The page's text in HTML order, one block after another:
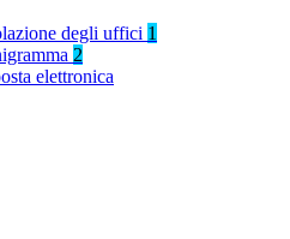
degli uffici 1
2
elettronica